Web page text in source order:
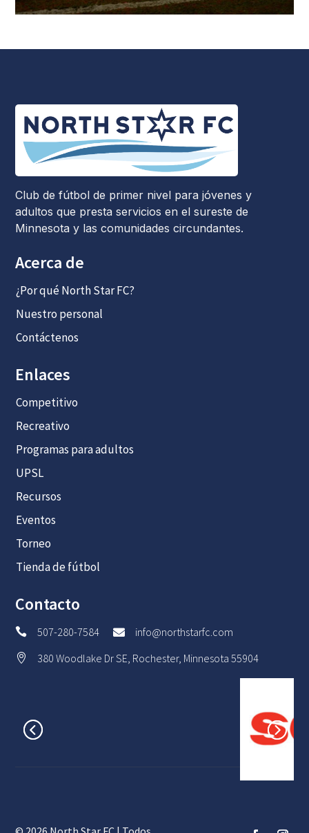
Club de fútbol de primer nivel para jóvenes y
adultos que presta servicios en el sureste de
Minnesota y las comunidades circundantes.
Acerca de
¿Por qué North Star FC?
Nuestro personal
Contáctenos
Enlaces
Competitivo
Recreativo
Programas para adultos
UPSL
Recursos
Eventos
Torneo
Tienda de fútbol
Contacto
 507-280-7584  info@northstarfc.com
 380 Woodlake Dr SE, Rochester, Minnesota 55904